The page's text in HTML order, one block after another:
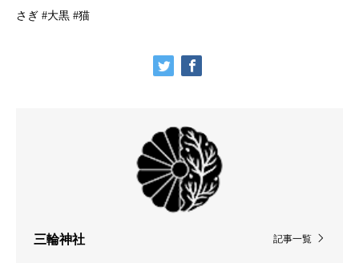
さぎ #大黒 #猫
記事一覧
三輪神社